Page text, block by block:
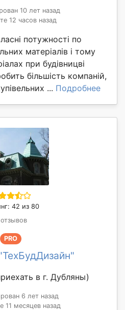
10 лет назад
12 часов назад
потужності по
матеріалів і тому
при будівницві
більшість компаній,
... Подробнее
42 из 80
PRO
в г. Дубляны)
6 лет назад
11 месяцев назад